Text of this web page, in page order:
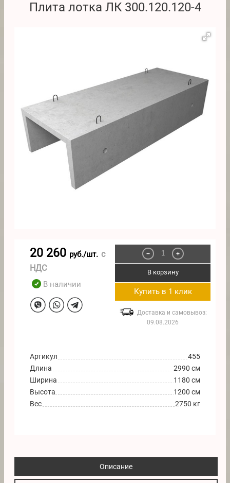
Плита лотка ЛК 300.120.120-4
20 260 руб./шт. с
НДС
В наличии
− +
В корзину
Купить в 1 клик
Доставка и самовывоз:
09.08.2026
Артикул
455
Длина
2990 см
Ширина
1180 см
Высота
1200 см
Вес
2750 кг
Описание